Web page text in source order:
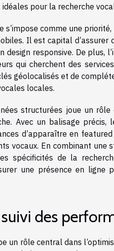
pour la recherche
s’impose comme une
Il est capital d’assurer
design responsive. De plus,
qui cherchent des
géolocalisés et de
locales.
structurées joue un
Avec un balisage
d’apparaître en
vocaux. En combinant une
spécificités de la
une présence en
des
un rôle central dans